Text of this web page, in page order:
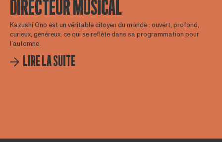
DIRECTEUR MUSICAL
Kazushi Ono est un véritable citoyen du monde : ouvert, profond,
curieux, généreux, ce qui se reflète dans sa programmation pour
l’automne.
LIRE LA SUITE